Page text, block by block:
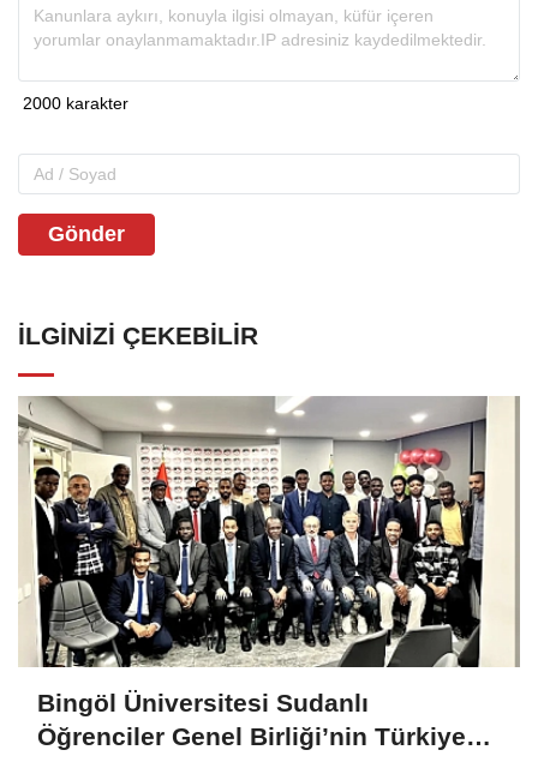
Gönder
İLGINIZI ÇEKEBILIR
Bingöl Üniversitesi Sudanlı
Öğrenciler Genel Birliği’nin Türkiye